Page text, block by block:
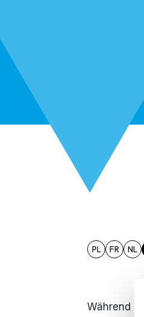
PL FR NL
Während